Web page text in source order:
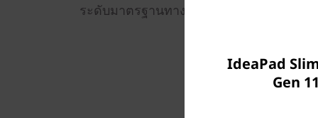
ระดับมาตรฐานทางทหารสำหรับสภาพการเ
IdeaPad
Gen